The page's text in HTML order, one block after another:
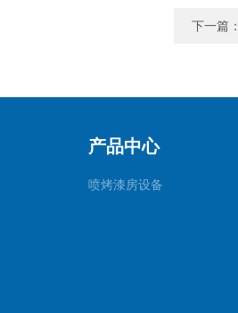
下一篇
产品中心
喷烤漆房设备